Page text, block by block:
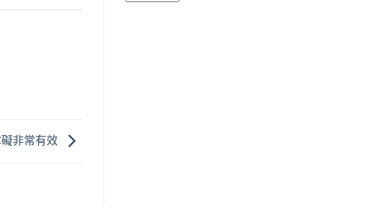
非常有效